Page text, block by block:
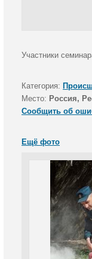
Участники
Категория:
Место: Россия,
Сообщить об
Ещё фото